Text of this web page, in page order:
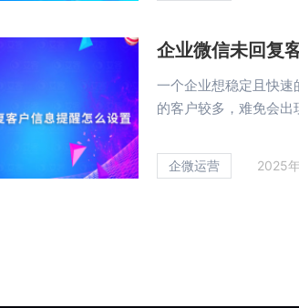
企业微信未回复
一个企业想稳定且快
的客户较多，难免会出
企微运营 2025